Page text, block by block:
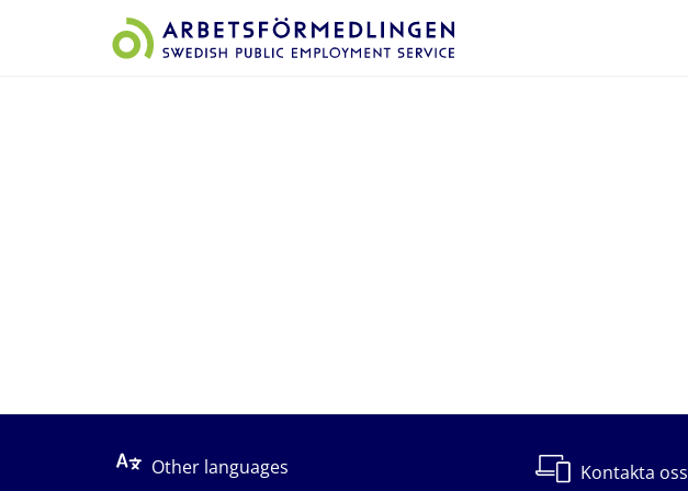
Other languages
Kontakta oss